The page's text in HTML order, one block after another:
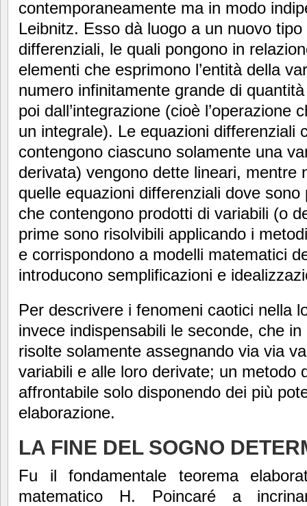
contemporaneamente ma in modo
Leibnitz. Esso dà luogo a un nuovo
differenziali, le quali pongono in
elementi che esprimono l’entità della
numero infinitamente grande di
poi dall’integrazione (cioè l’operazione
un integrale). Le equazioni differenziali
contengono ciascuno solamente una
derivata) vengono dette lineari, mentre
quelle equazioni differenziali dove
che contengono prodotti di variabili (o
prime sono risolvibili applicando i
e corrispondono a modelli matematici
introducono semplificazioni e
Per descrivere i fenomeni caotici nella
invece indispensabili le seconde, che
risolte solamente assegnando via via
variabili e alle loro derivate; un metodo
affrontabile solo disponendo dei più
elaborazione.
LA FINE DEL SOGNO
Fu il fondamentale teorema
matematico H. Poincaré a